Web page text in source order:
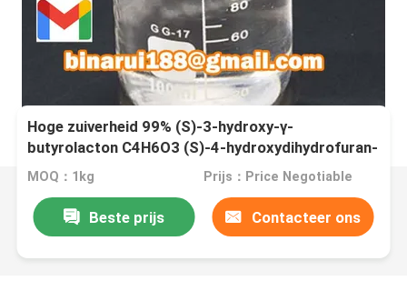
Hoge zuiverheid 99% (S)-3-hydroxy-γ-
butyrolacton C4H6O3 (S)-4-hydroxydihydrofuran-
2(3H) -one CAS 7331-52-4
MOQ：1kg Prijs：Price Negotiable
Beste prijs Contacteer ons